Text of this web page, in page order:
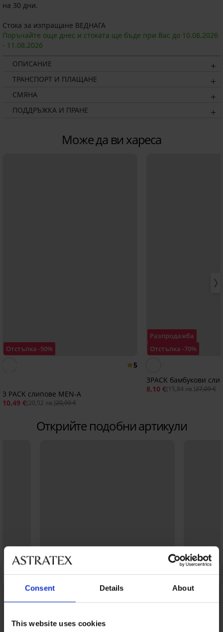
Consent Details About
This website uses cookies
на 30 дни.
Стока за изпращане ВЕДНАГА
Поръчайте още днес и стоката ще бъде при Вас до 10.08.2026
- 11.08.2026
ОПИСАНИЕ
ТРАНСПОРТ И ПЛАЩАНЕ
СМЯНА
ПОДДРЪЖКА И ПРАНЕ
Може да ви хареса
Отстъпка -50%
5
3 PACK слипове MEN-A
10,49 €(20,52 лв.)20,99 €
Разпродажба
Отстъпка -70%
3PACK бамбукови
8,10 €(15,84 лв.)27,09 €
Открийте подобни артикули